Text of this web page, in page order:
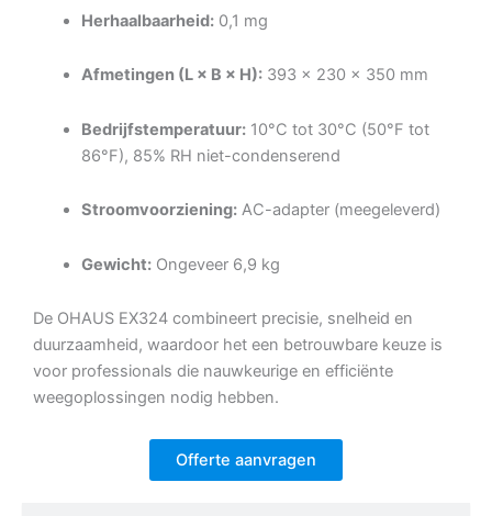
Herhaalbaarheid: 0,1 mg
Afmetingen (L × B × H): 393 × 230 × 350 mm
Bedrijfstemperatuur: 10°C tot 30°C (50°F tot
86°F), 85% RH niet-condenserend
Stroomvoorziening: AC-adapter (meegeleverd)
Gewicht: Ongeveer 6,9 kg
De OHAUS EX324 combineert precisie, snelheid en
duurzaamheid, waardoor het een betrouwbare keuze is
voor professionals die nauwkeurige en efficiënte
weegoplossingen nodig hebben.
Offerte aanvragen